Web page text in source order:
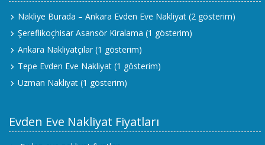
Nakliye Burada – Ankara Evden Eve Nakliyat (2 gösterim)
Şereflikoçhisar Asansör Kiralama (1 gösterim)
Ankara Nakliyatçılar (1 gösterim)
Tepe Evden Eve Nakliyat (1 gösterim)
Uzman Nakliyat (1 gösterim)
Evden Eve Nakliyat Fiyatları